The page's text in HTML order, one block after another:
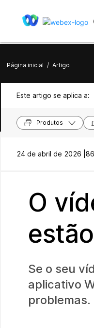
Página inicial / Artigo
Este artigo se aplica a:
Produtos
24 de abril de 2026 |
O
Se o seu
aplicativo
problemas.